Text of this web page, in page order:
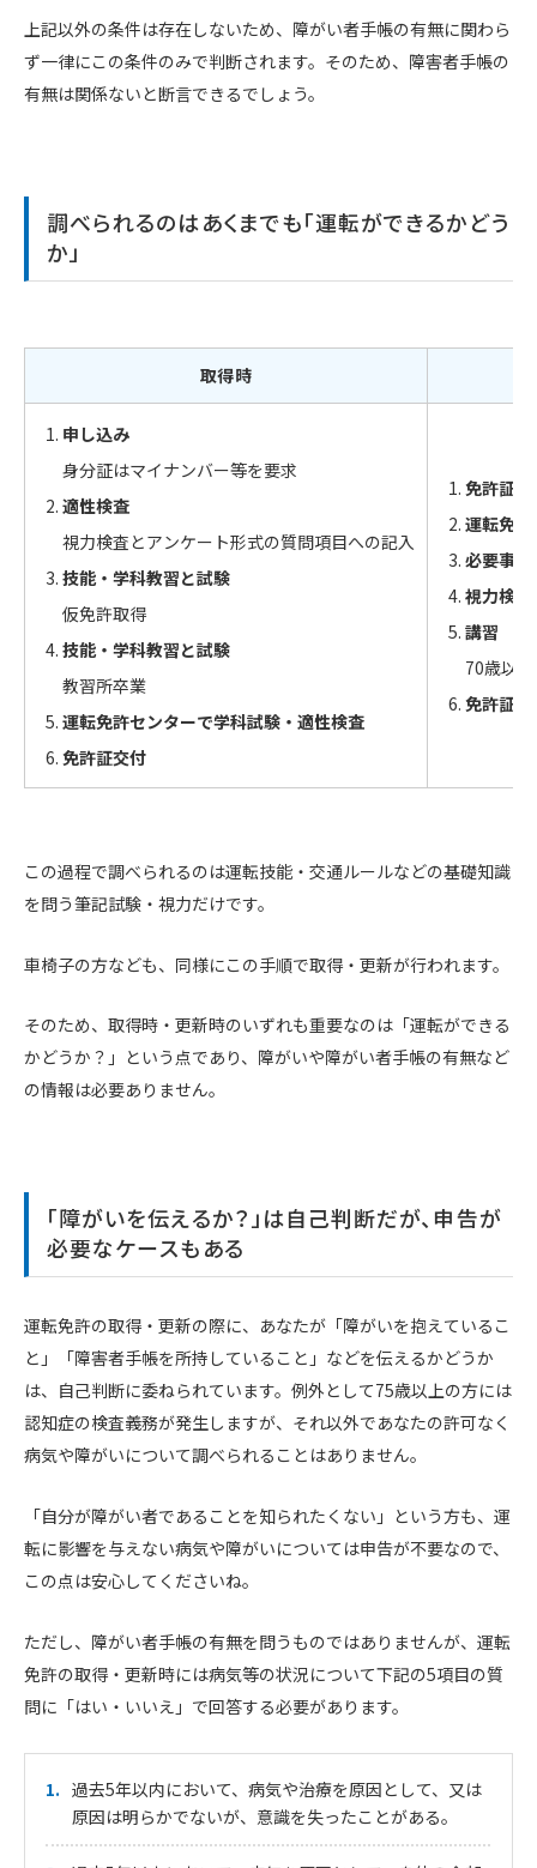
上記以外の条件は存在しないため、障がい者手帳の有無に関わら
ず一律にこの条件のみで判断されます。そのため、障害者手帳の
有無は関係ないと断言できるでしょう。
調べられるのはあくまでも「運転ができるかどう
か」
取得時
申し込み
身分証はマイナンバー等を要求
適性検査
視力検査とアンケート形式の質問項目への記入
技能・学科教習と試験
仮免許取得
技能・学科教習と試験
教習所卒業
運転免許センターで学科試験・適性検査
免許証交付
免許証
運転免
必要事
視力検
講習
70歳以
免許証交
この過程で調べられるのは運転技能・交通ルールなどの基礎知識
を問う筆記試験・視力だけです。
車椅子の方なども、同様にこの手順で取得・更新が行われます。
そのため、取得時・更新時のいずれも重要なのは「運転ができる
かどうか？」という点であり、障がいや障がい者手帳の有無など
の情報は必要ありません。
「障がいを伝えるか？」は自己判断だが、申告が
必要なケースもある
運転免許の取得・更新の際に、あなたが「障がいを抱えているこ
と」「障害者手帳を所持していること」などを伝えるかどうか
は、自己判断に委ねられています。例外として75歳以上の方には
認知症の検査義務が発生しますが、それ以外であなたの許可なく
病気や障がいについて調べられることはありません。
「自分が障がい者であることを知られたくない」という方も、運
転に影響を与えない病気や障がいについては申告が不要なので、
この点は安心してくださいね。
ただし、障がい者手帳の有無を問うものではありませんが、運転
免許の取得・更新時には病気等の状況について下記の5項目の質
問に「はい・いいえ」で回答する必要があります。
過去5年以内において、病気や治療を原因として、又は
原因は明らかでないが、意識を失ったことがある。